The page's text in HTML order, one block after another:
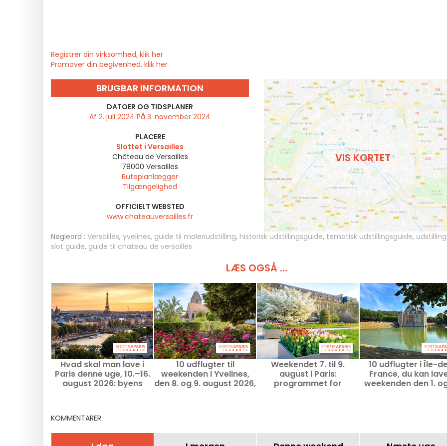
Registrer din virksomhed, klik her
Promover din begivenhed, klik her
BRUGBAR INFORMATION
DATOER OG TIDSPLANER
Af 2. juli 2024 På 3. november 2024
PLACERE
Slottet i Versailles
Château de Versailles
78000 Versailles
Ruteplanlægger
Tilgængelighed
OFFICIELT WEBSTED
www.chateauversailles.fr
VIS KORTET
Nøgleord : Versailles, yvelines, guide til maleriudstilling, historisk udstillingsguide, tematisk udstillingsguide,
slot guide, guide til chateau de versailles
LÆS OGSÅ ...
Hvad skal man lave i
Paris denne uge, 10.–16.
august 2026: byens
10 udflugter til
weekenden i Yvelines,
den 8. og 9. august 2026,
Weekendet 7. til 9.
august i Paris:
programmet for
10 udflugter i Île-
France, du kan
weekenden den 1.
KOMMENTARER